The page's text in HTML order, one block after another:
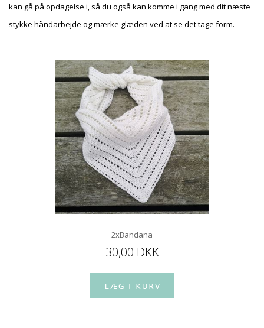
kan gå på opdagelse i, så du også kan komme i gang med dit næste
stykke håndarbejde og mærke glæden ved at se det tage form.
2xBandana
30,00 DKK